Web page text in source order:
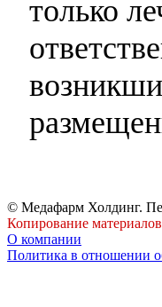
только
© Медафарм Холдинг.
Копирование
О компании
Политика в отношении